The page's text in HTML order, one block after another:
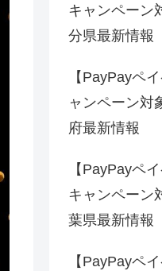
キャンペーン
分県最新情報
【PayPayペ
ャンペーン対
府最新情報
【PayPayペ
キャンペーン
葉県最新情報
【PayPayペ